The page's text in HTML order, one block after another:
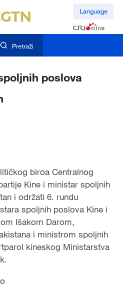
Language
Pretraži
poslova
biroa Centralnog
Kine i ministar spoljnih
i održati 6. rundu
spoljnih poslova Kine i
Išakom Darom,
i ministrom spoljnih
kineskog Ministarstva